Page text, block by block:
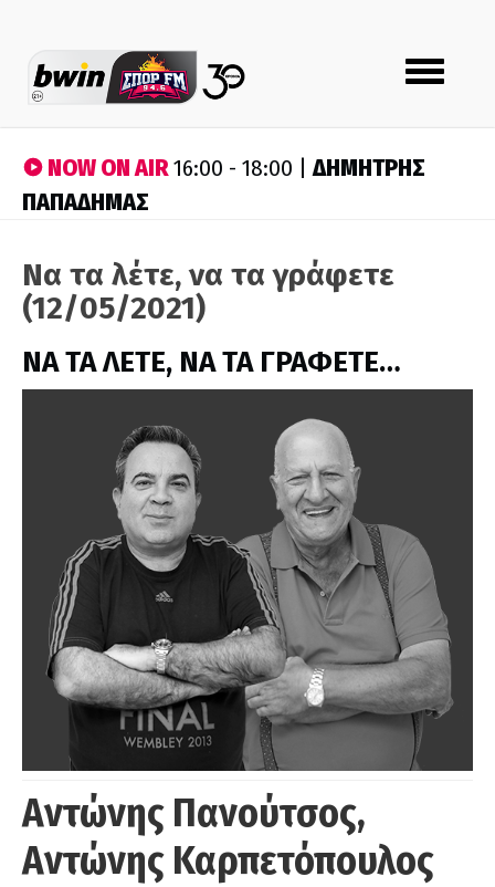
Toggle
navigation
NOW ON AIR16:00 - 18:00 |ΔΗΜΗΤΡΗΣ
ΠΑΠΑΔΗΜΑΣ
Να τα λέτε, να τα γράφετε
(12/05/2021)
ΝΑ ΤΑ ΛΕΤΕ, ΝΑ ΤΑ ΓΡΑΦΕΤΕ…
Αντώνης Πανούτσος,
Αντώνης Καρπετόπουλος